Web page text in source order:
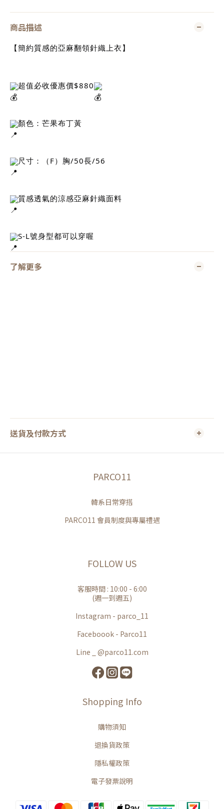
商品描述
【簡約質感的亞麻翻領針織上衣】
超值必收優惠價$880
顏色：芒果布丁黃
尺寸：（F）胸/50長/56
質感透氣的涼感亞麻針織面料
S-L號身型都可以穿喔
了解更多
送貨及付款方式
PARCO11
韓系日常穿搭
PARCO11 會員制度與專屬禮遇
FOLLOW US
客服時間 : 10:00 - 6:00
(週一到週五)
Instagram - parco_11
Faceboook - Parco11
Line _ @parco11.com
Shopping Info
購物須知
退換貨政策
隱私權政策
電子發票說明